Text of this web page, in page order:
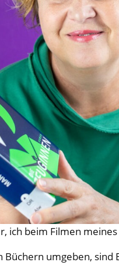
ich beim Filmen
Büchern umgeben,